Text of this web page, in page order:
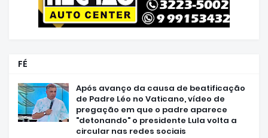
FÉ
Após avanço da causa de beatificação
de Padre Léo no Vaticano, vídeo de
pregação em que o padre aparece
"detonando" o presidente Lula volta a
circular nas redes sociais